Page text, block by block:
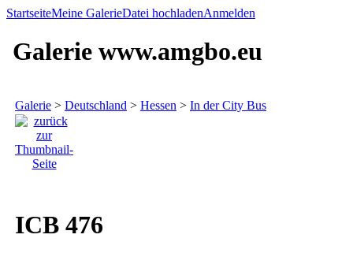
StartseiteMeine GalerieDatei hochladenAnmelden
Galerie www.amgbo.eu
Galerie > Deutschland > Hessen > In der City Bus
ICB 476